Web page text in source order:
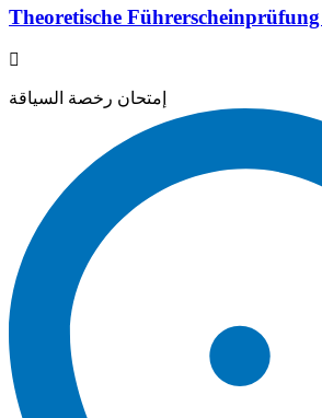
Theoretische
إمتحان رخصة السياقة